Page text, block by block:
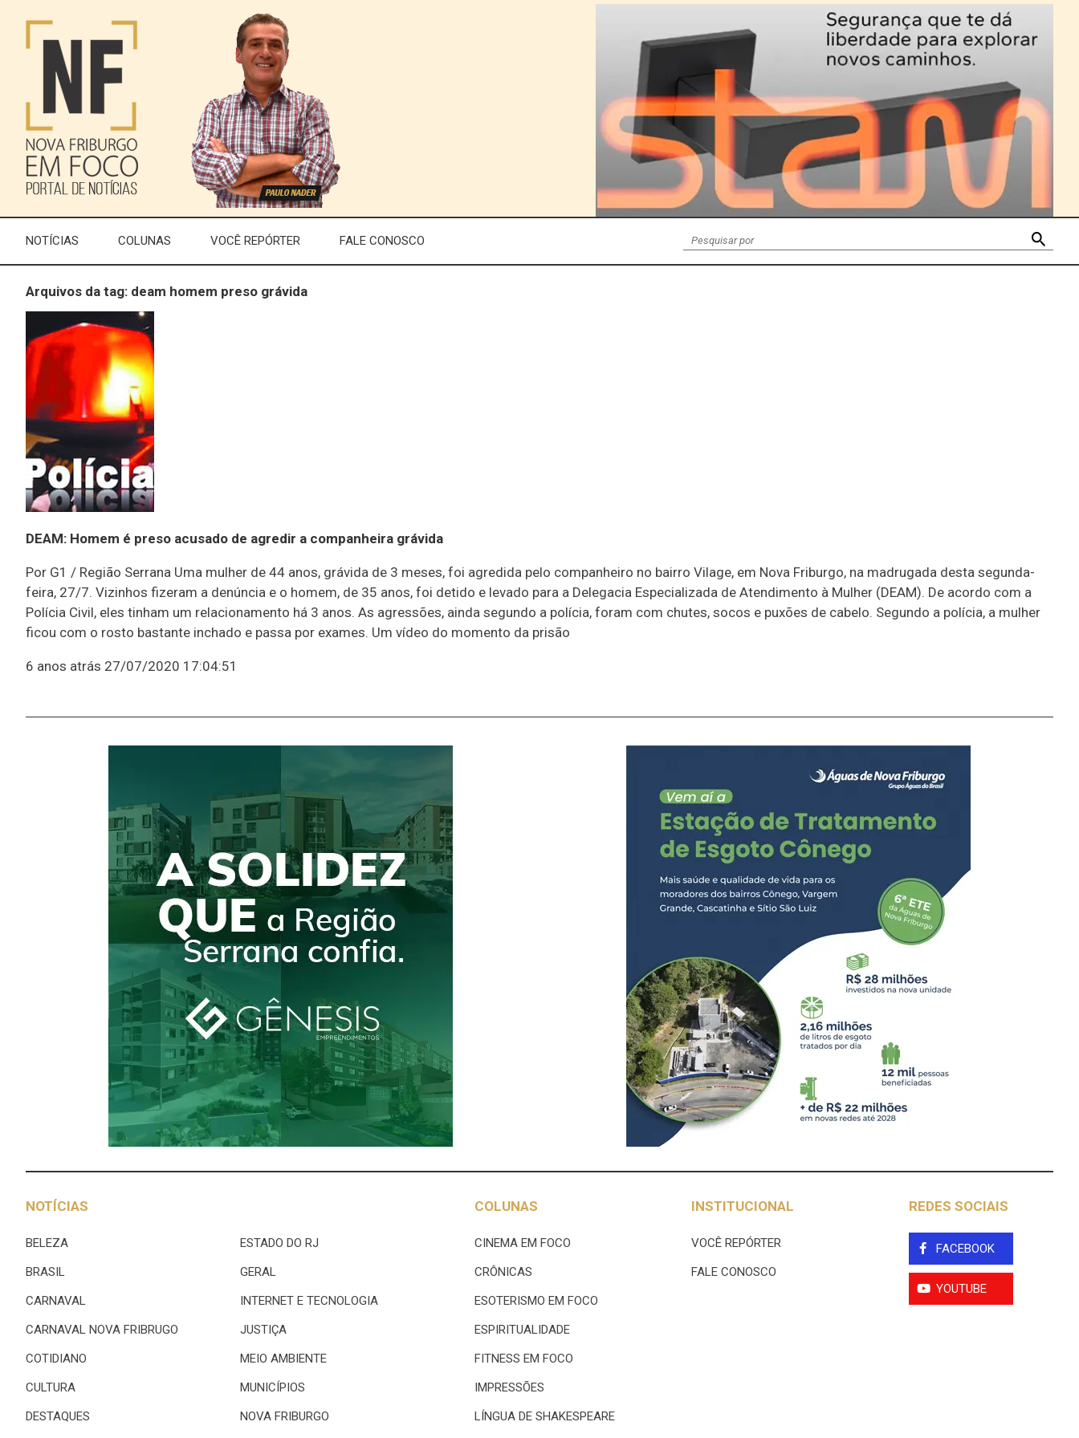
NOTÍCIAS COLUNAS VOCÊ REPÓRTER FALE CONOSCO
Arquivos da tag: deam homem preso grávida
DEAM: Homem é preso acusado de agredir a companheira grávida
Por G1 / Região Serrana Uma mulher de 44 anos, grávida de 3 meses, foi agredida pelo companheiro no bairro Vilage, em Nova Friburgo, na madrugada desta segunda-
feira, 27/7. Vizinhos fizeram a denúncia e o homem, de 35 anos, foi detido e levado para a Delegacia Especializada de Atendimento à Mulher (DEAM). De acordo com a
Polícia Civil, eles tinham um relacionamento há 3 anos. As agressões, ainda segundo a polícia, foram com chutes, socos e puxões de cabelo. Segundo a polícia, a mulher
ficou com o rosto bastante inchado e passa por exames. Um vídeo do momento da prisão
6 anos atrás 27/07/2020 17:04:51
NOTÍCIAS
BELEZA
BRASIL
CARNAVAL
CARNAVAL NOVA FRIBRUGO
COTIDIANO
CULTURA
DESTAQUES
ESTADO DO RJ
GERAL
INTERNET E TECNOLOGIA
JUSTIÇA
MEIO AMBIENTE
MUNICÍPIOS
NOVA FRIBURGO
COLUNAS
CINEMA EM FOCO
CRÔNICAS
ESOTERISMO EM FOCO
ESPIRITUALIDADE
FITNESS EM FOCO
IMPRESSÕES
LÍNGUA DE SHAKESPEARE
INSTITUCIONAL
VOCÊ REPÓRTER
FALE CONOSCO
REDES SOCIAIS
FACEBOOK
YOUTUBE